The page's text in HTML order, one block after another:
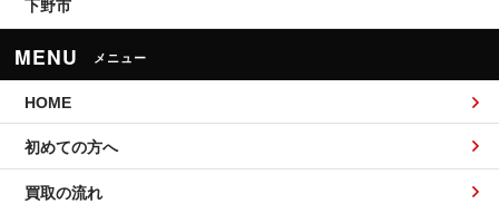
下野市
MENU メニュー
HOME
初めての方へ
買取の流れ